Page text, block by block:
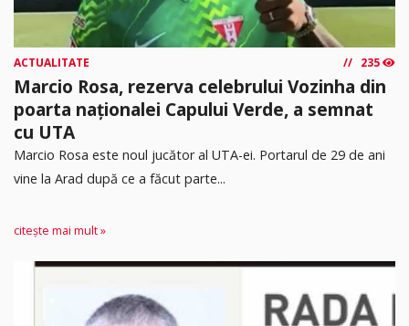
ACTUALITATE 235
Marcio Rosa, rezerva celebrului Vozinha din
poarta naționalei Capului Verde, a semnat
cu UTA
Marcio Rosa este noul jucător al UTA-ei. Portarul de 29 de ani
vine la Arad după ce a făcut parte...
citește mai mult »